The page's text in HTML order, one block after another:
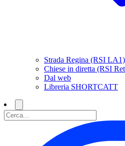
Strada Regina (RSI LA1)
Chiese in diretta (RSI
Dal web
Libreria SHORTCATT